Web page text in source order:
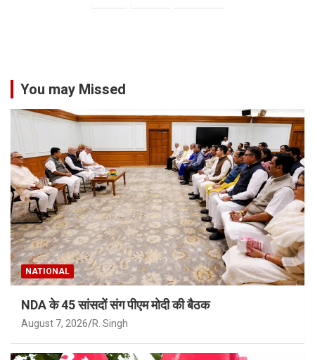
You may Missed
NATIONAL
NDA के 45 सांसदों संग पीएम मोदी की बैठक
August 7, 2026 R. Singh